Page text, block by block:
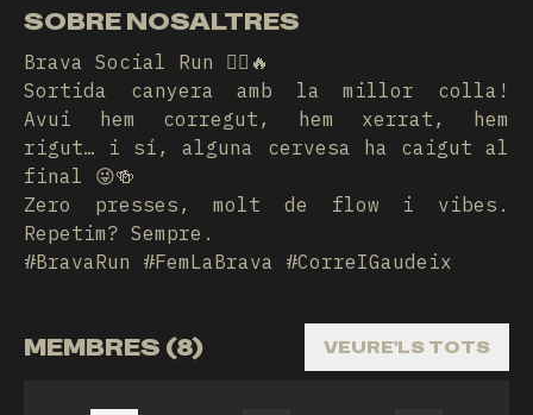
SOBRE NOSALTRES
Brava Social Run 🏃‍♀️🔥
Sortida canyera amb la millor colla!
Avui hem corregut, hem xerrat, hem
rigut… i sí, alguna cervesa ha caigut al
final 😜🍻
Zero presses, molt de flow i vibes.
Repetim? Sempre.
#BravaRun #FemLaBrava #CorreIGaudeix
MEMBRES (8) VEURE'LS TOTS